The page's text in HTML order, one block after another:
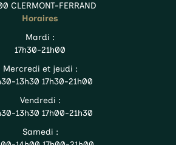
CLERMONT-FERRAND
Horaires
Mardi :
17h30-21h00
Mercredi et jeudi :
13h30 17h30-21h00
Vendredi :
13h30 17h00-21h30
Samedi :